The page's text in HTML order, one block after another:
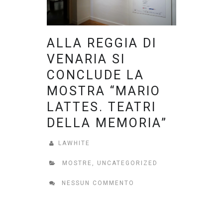
ALLA REGGIA DI
VENARIA SI
CONCLUDE LA
MOSTRA “MARIO
LATTES. TEATRI
DELLA MEMORIA”
LAWHITE
MOSTRE UNCATEGORIZED
NESSUN COMMENTO